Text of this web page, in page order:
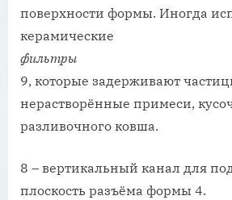
поверхности формы. Иногда
керамические
фильтры
9, которые задерживают
нерастворённые примеси,
разливочного ковша.
8 – вертикальный канал для
плоскость разъёма формы 4.